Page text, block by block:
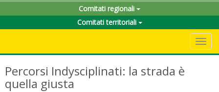
Comitati regionali
Comitati territoriali
Percorsi Indysciplinati: la strada è
quella giusta